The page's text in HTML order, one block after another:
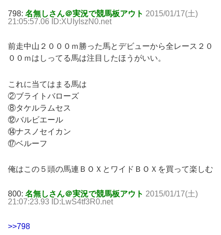
798: 名無しさん＠実況で競馬板アウト 2015/01/17(土)
21:05:57.06 ID:XUIyIszN0.net
前走中山２０００ｍ勝った馬とデビューから全レース２０
００ｍはしってる馬は注目したほうがいい。
これに当てはまる馬は
②ブライトバローズ
⑧タケルラムセス
⑫バルビエール
⑭ナスノセイカン
⑰ベルーフ
俺はこの５頭の馬連ＢＯＸとワイドＢＯＸを買って楽しむ
800: 名無しさん＠実況で競馬板アウト 2015/01/17(土)
21:07:23.93 ID:LwS4tf3R0.net
>>798